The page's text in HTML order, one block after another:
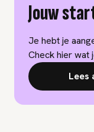
Jouw
Je hebt je
Check hier wat
Lees